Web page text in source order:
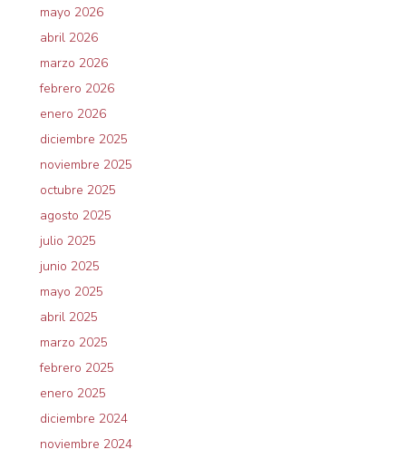
mayo 2026
abril 2026
marzo 2026
febrero 2026
enero 2026
diciembre 2025
noviembre 2025
octubre 2025
agosto 2025
julio 2025
junio 2025
mayo 2025
abril 2025
marzo 2025
febrero 2025
enero 2025
diciembre 2024
noviembre 2024